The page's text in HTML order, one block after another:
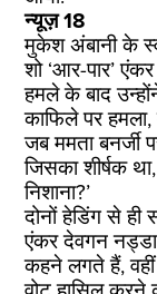
न्यूज़ 18
मुकेश अंबानी के
शो ‘आर-पार’
हमले के बाद
काफिले पर
जब ममता बनर्जी
जिसका शीर्षक
निशाना?’
दोनों हेडिंग से ही
एंकर देवगन
कहने लगते हैं, वहीं